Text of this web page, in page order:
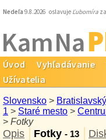
Nedeľa 9.8.2026 oslavuje Ľubomíra
Kam Na
Úvod Vyhľadávanie
Užívatelia
Slovensko >
1 > Staré mesto >
> Fotky
Opis Fotky - 13